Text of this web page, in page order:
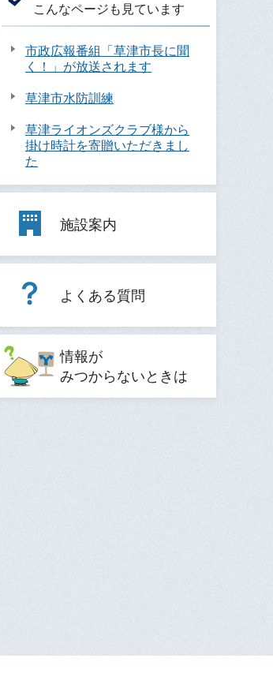
こんなページも見ています
市政広報番組「草津市長に聞
く！」が放送されます
草津市水防訓練
草津ライオンズクラブ様から
掛け時計を寄贈いただきまし
た
施設案内
よくある質問
情報が
みつからないときは